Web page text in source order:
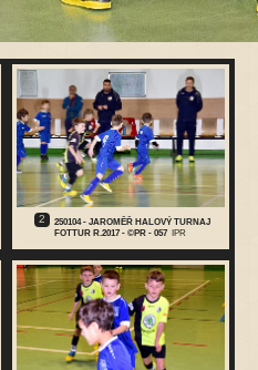
2
250104 - JAROMĚŘ HALOVÝ TURNAJ
FOTTUR R.2017 - ©PR - 057
IPR